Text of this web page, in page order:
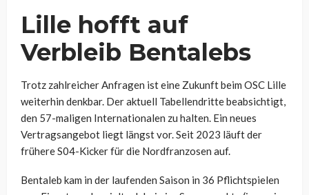
Lille hofft auf
Verbleib Bentalebs
Trotz zahlreicher Anfragen ist eine Zukunft beim OSC Lille
weiterhin denkbar. Der aktuell Tabellendritte beabsichtigt,
den 57-maligen Internationalen zu halten. Ein neues
Vertragsangebot liegt längst vor. Seit 2023 läuft der
frühere S04-Kicker für die Nordfranzosen auf.
Bentaleb kam in der laufenden Saison in 36 Pflichtspielen